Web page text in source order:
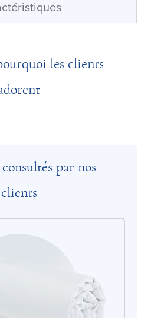
les clients
par nos
clients